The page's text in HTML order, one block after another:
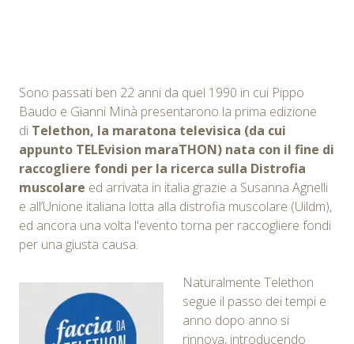
Sono passati ben 22 anni da quel 1990 in cui Pippo
Baudo e Gianni Minà presentarono la prima edizione
di Telethon, la maratona televisica (da cui
appunto TELEvision maraTHON) nata con il fine di
raccogliere fondi per la ricerca sulla Distrofia
muscolare ed arrivata in italia grazie a Susanna Agnelli
e all’Unione italiana lotta alla distrofia muscolare (Uildm),
ed ancora una volta l'evento torna per raccogliere fondi
per una giusta causa.
Naturalmente Telethon
segue il passo dei tempi e
anno dopo anno si
rinnova, introducendo